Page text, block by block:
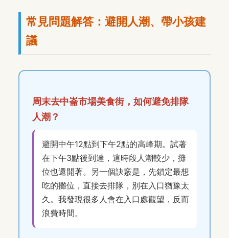
常見問題解答：避開人潮、帶小孩建
議
周末去中崙市場美食街，如何避免排隊
人潮？
避開中午12點到下午2點的高峰期。試著
在下午3點後到達，這時段人潮較少，攤
位也還開著。另一個訣竅是，先鎖定最想
吃的攤位，直接去排隊，別在入口猶豫太
久。我發現很多人會在入口處觀望，反而
浪費時間。